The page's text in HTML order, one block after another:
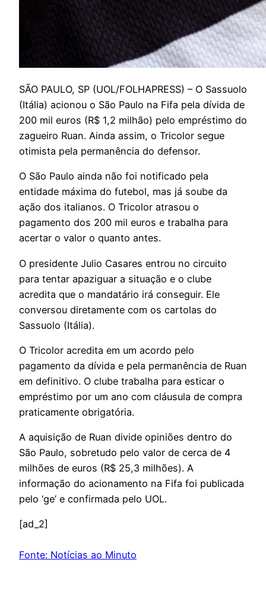
SÃO PAULO, SP (UOL/FOLHAPRESS) – O Sassuolo
(Itália) acionou o São Paulo na Fifa pela dívida de
200 mil euros (R$ 1,2 milhão) pelo empréstimo do
zagueiro Ruan. Ainda assim, o Tricolor segue
otimista pela permanência do defensor.
O São Paulo ainda não foi notificado pela
entidade máxima do futebol, mas já soube da
ação dos italianos. O Tricolor atrasou o
pagamento dos 200 mil euros e trabalha para
acertar o valor o quanto antes.
O presidente Julio Casares entrou no circuito
para tentar apaziguar a situação e o clube
acredita que o mandatário irá conseguir. Ele
conversou diretamente com os cartolas do
Sassuolo (Itália).
O Tricolor acredita em um acordo pelo
pagamento da dívida e pela permanência de Ruan
em definitivo. O clube trabalha para esticar o
empréstimo por um ano com cláusula de compra
praticamente obrigatória.
A aquisição de Ruan divide opiniões dentro do
São Paulo, sobretudo pelo valor de cerca de 4
milhões de euros (R$ 25,3 milhões). A
informação do acionamento na Fifa foi publicada
pelo ‘ge’ e confirmada pelo UOL.
[ad_2]
Fonte: Notícias ao Minuto